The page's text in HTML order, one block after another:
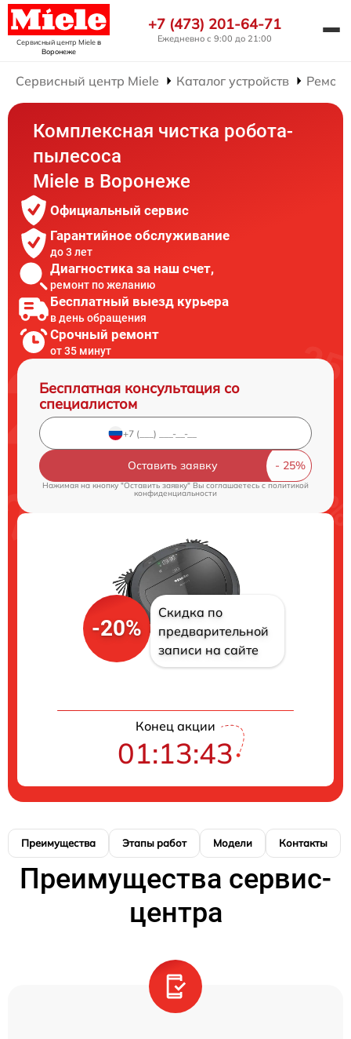
Сервисный центр Mieleв
Воронеже
+7 (473) 201-64-71
Ежедневно с 9:00 до 21:00
Сервисный центр Miele Каталог устройств
Комплексная чистка робота-
пылесоса
Miele в Воронеже
Официальный сервис
Гарантийное обслуживание
до 3 лет
Диагностика за наш счет,
ремонт по желанию
Бесплатный выезд курьера
в день обращения
Срочный ремонт
от 35 минут
Бесплатная консультация со
специалистом
Оставить заявку
Нажимая на кнопку "Оставить заявку" Вы соглашаетесь cполитикой
конфиденциальности
-20%
Скидка по
предварительной
записи на сайте
Конец акции
01:13:42
Преимущества Этапы работ Модели Контакты
Преимущества сервис-
центра